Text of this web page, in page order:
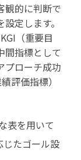
観的に判断で
定します。
（重要目
間指標として
プローチ成功
評価指標）
表を用いて
じたゴール設